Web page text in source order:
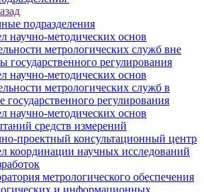
подразделения
научно-методических основ
метрологических служб вне
государственного регулирования
научно-методических основ
метрологических служб в
государственного регулирования
научно-методических основ
средств измерений
проектный консультационный центр
координации научных исследований
метрологического обеспечения
и информационных